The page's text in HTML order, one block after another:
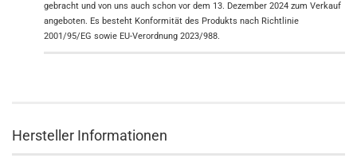
gebracht und von uns auch schon vor dem 13. Dezember 2024 zum Verkauf
angeboten. Es besteht Konformität des Produkts nach Richtlinie
2001/95/EG sowie EU-Verordnung 2023/988.
Hersteller Informationen